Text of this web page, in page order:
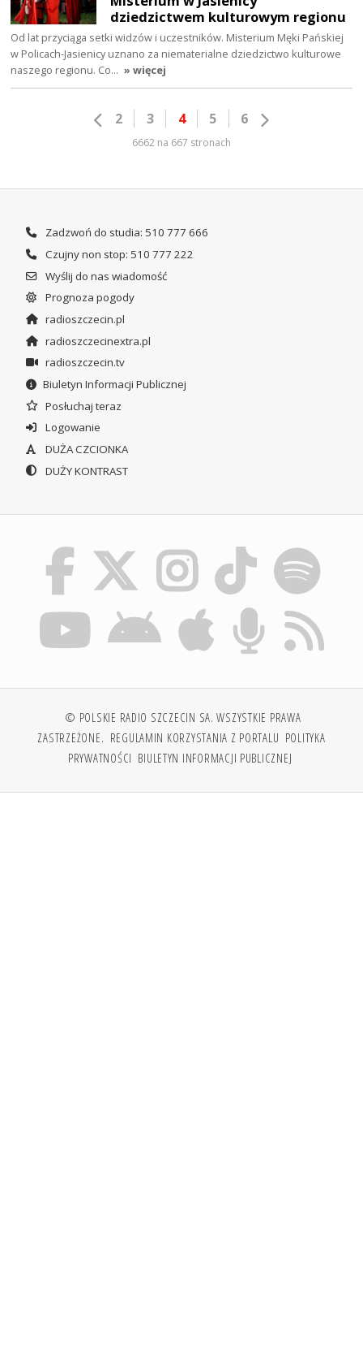
dziedzictwem kulturowym regionu
Od lat przyciąga setki widzów i uczestników. Misterium Męki Pańskiej
w Policach-Jasienicy uznano za niematerialne dziedzictwo kulturowe
naszego regionu. Co… » więcej
2 3 4 5 6
6662 na 667 stronach
Zadzwoń do studia: 510 777 666
Czujny non stop: 510 777 222
Wyślij do nas wiadomość
Prognoza pogody
radioszczecin.pl
radioszczecinextra.pl
radioszczecin.tv
Biuletyn Informacji Publicznej
Posłuchaj teraz
Logowanie
DUŻA CZCIONKA
DUŻY KONTRAST
© POLSKIE RADIO SZCZECIN SA. WSZYSTKIE PRAWA
ZASTRZEŻONE. REGULAMIN KORZYSTANIA Z PORTALU POLITYKA
PRYWATNOŚCI BIULETYN INFORMACJI PUBLICZNEJ